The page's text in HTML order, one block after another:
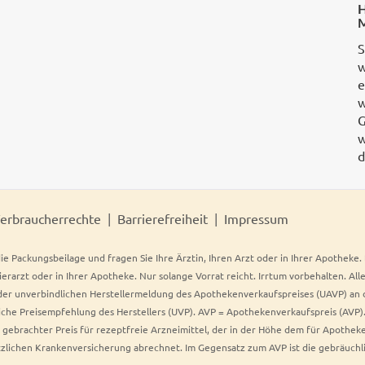
Barrierefreiheit Impressum
Packungsbeilage und fragen Sie Ihre Ärztin, Ihren Arzt oder in Ihrer
oder in Ihrer Apotheke. Nur solange Vorrat reicht. Irrtum vorbehalten.
unverbindlichen Herstellermeldung des Apothekenverkaufspreises (UAVP)
Preisempfehlung des Herstellers (UVP). AVP = Apothekenverkaufspreis
gebrachter Preis für rezeptfreie Arzneimittel, der in der Höhe dem für
Krankenversicherung abrechnet. Im Gegensatz zum AVP ist die